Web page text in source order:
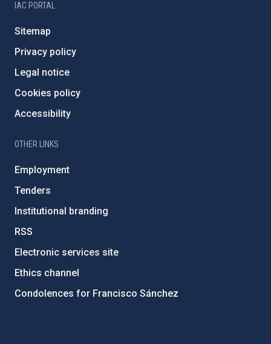
IAC PORTAL
Sitemap
Privacy policy
Legal notice
Cookies policy
Accessibility
OTHER LINKS
Employment
Tenders
Institutional branding
RSS
Electronic services site
Ethics channel
Condolences for Francisco Sánchez